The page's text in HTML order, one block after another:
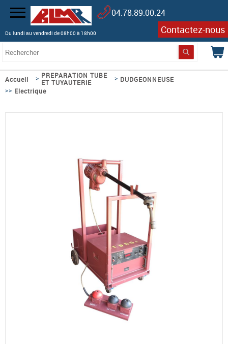
04.78.89.00.24
Du lundi au vendredi de 08h00 à 18h00 Contactez-nous
Accueil > PREPARATION TUBE
ET TUYAUTERIE
> DUDGEONNEUSE
>> Electrique